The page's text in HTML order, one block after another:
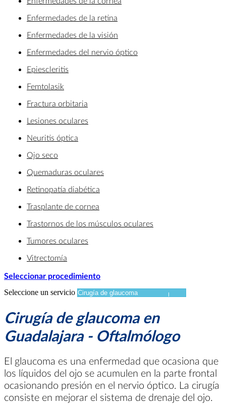
Enfermedades de la retina
Enfermedades de la visión
Enfermedades del nervio óptico
Epiescleritis
Femtolasik
Fractura orbitaria
Lesiones oculares
Neuritis óptica
Ojo seco
Quemaduras oculares
Retinopatía diabética
Trasplante de cornea
Trastornos de los músculos oculares
Tumores oculares
Vitrectomía
Seleccionar procedimiento
Seleccione un servicio
Cirugía de glaucoma en
Guadalajara - Oftalmólogo
El glaucoma es una enfermedad que ocasiona que
los líquidos del ojo se acumulen en la parte frontal
ocasionando presión en el nervio óptico. La cirugía
consiste en mejorar el sistema de drenaje del ojo.